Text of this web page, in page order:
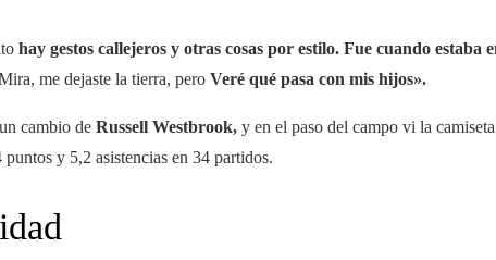
hay gestos callejeros y otras cosas por estilo. Fue cuando estaba
me dejaste la tierra, pero Veré qué pasa con mis hijos».
un cambio de Russell Westbrook, y en el paso del campo vi la
y 5,2 asistencias en 34 partidos.